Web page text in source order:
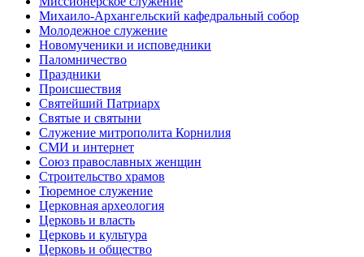
Михаило-Архангельский кафедральный собор
Молодежное служение
Новомученики и исповедники
Паломничество
Праздники
Происшествия
Святейший Патриарх
Святые и святыни
Служение митрополита Корнилия
СМИ и интернет
Союз православных женщин
Строительство храмов
Тюремное служение
Церковная археология
Церковь и власть
Церковь и культура
Церковь и общество